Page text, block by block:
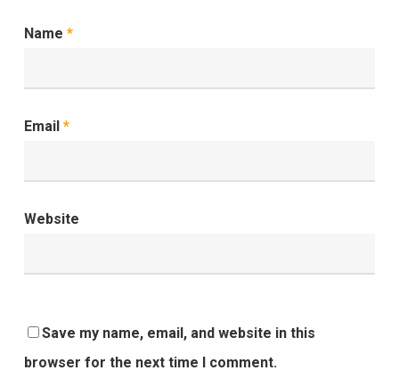
Name *
Email *
Website
Save my name, email, and website in this
browser for the next time I comment.